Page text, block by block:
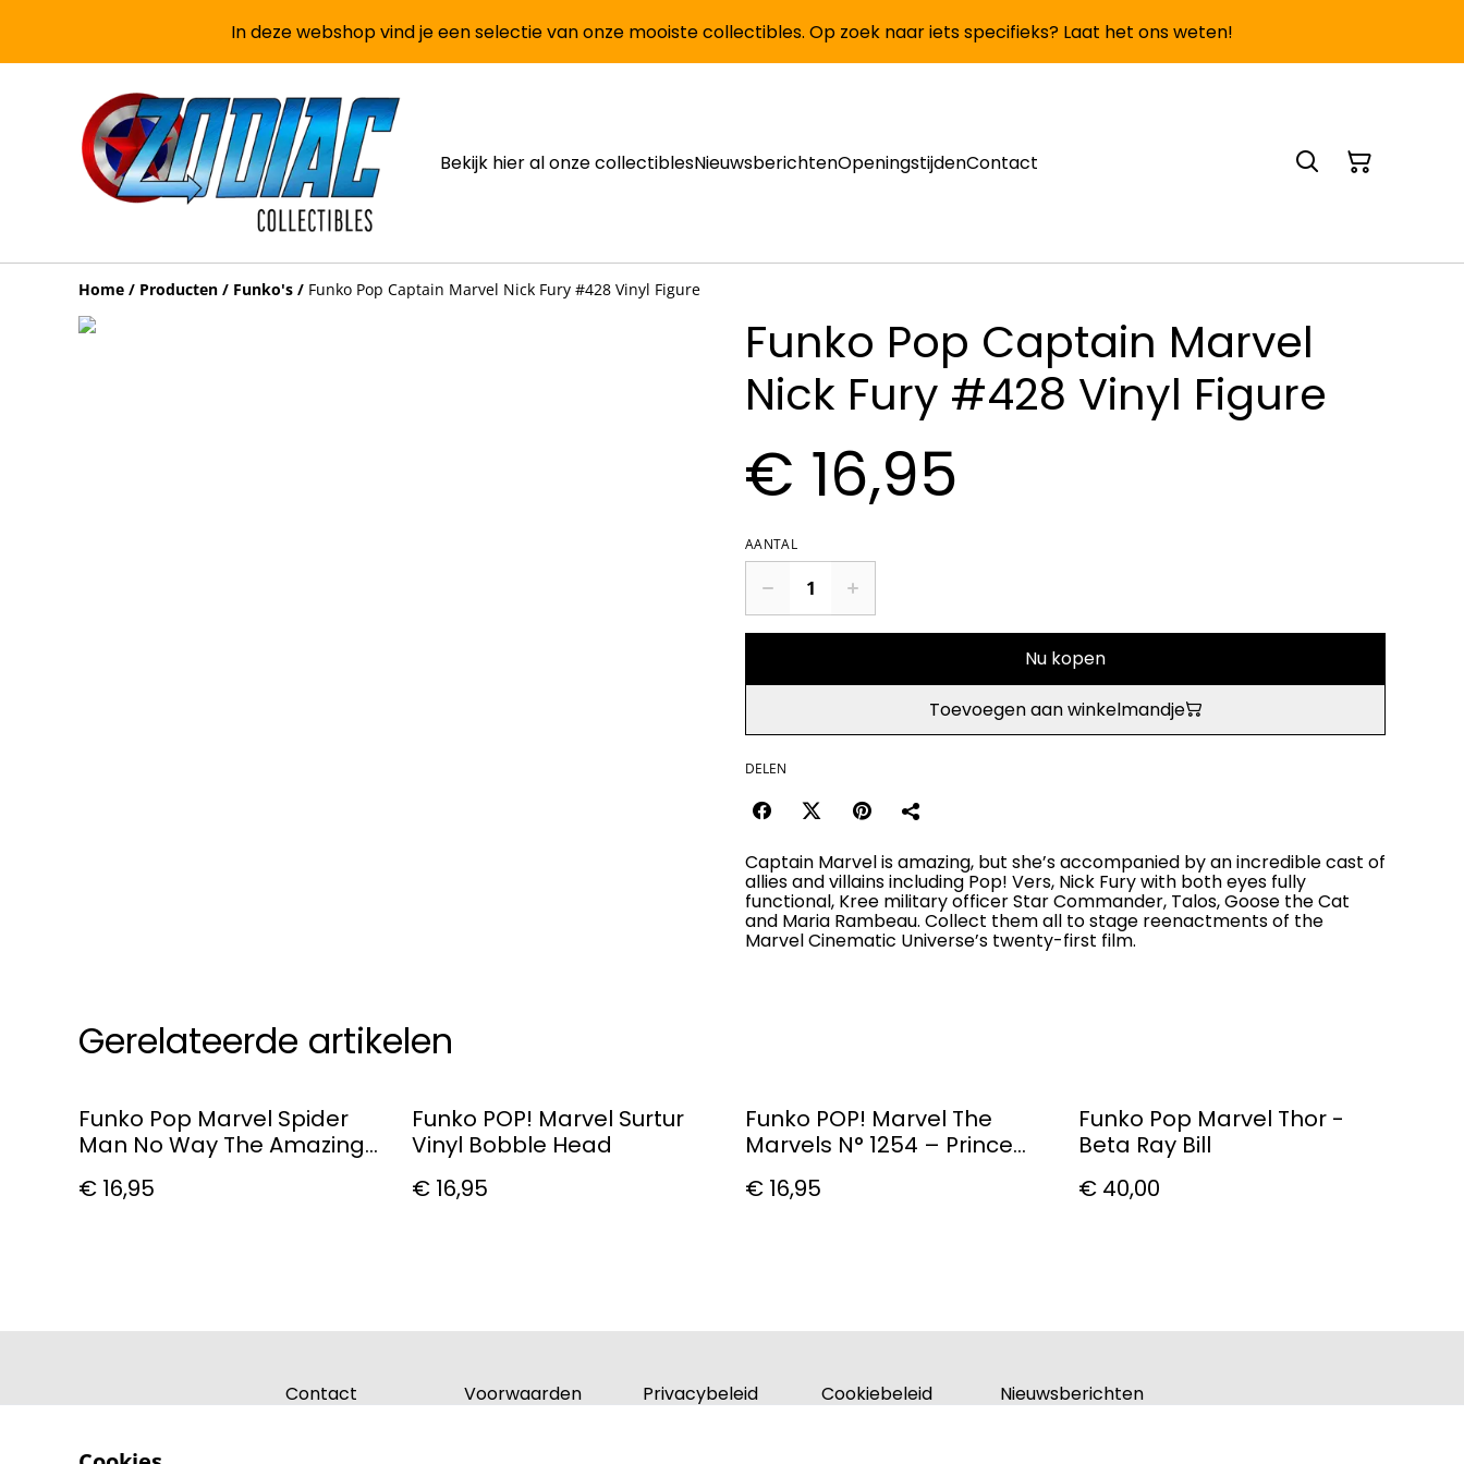
In deze webshop vind je een selectie van onze mooiste collectibles. Op zoek naar iets specifieks? Laat het ons weten!
Bekijk hier al onze collectiblesNieuwsberichtenOpeningstijdenContact
Home / Producten / Funko's / Funko Pop Captain Marvel Nick Fury #428 Vinyl Figure
Funko Pop Captain Marvel
Nick Fury #428 Vinyl Figure
€ 16,95
AANTAL
Nu kopen
Toevoegen aan winkelmandje
DELEN
Captain Marvel is amazing, but she’s accompanied by an incredible cast of
allies and villains including Pop! Vers, Nick Fury with both eyes fully
functional, Kree military officer Star Commander, Talos, Goose the Cat
and Maria Rambeau. Collect them all to stage reenactments of the
Marvel Cinematic Universe’s twenty-first film.
Gerelateerde artikelen
Funko Pop Marvel Spider
Man No Way The Amazing
Figure
€ 16,95
Funko POP! Marvel Surtur
Vinyl Bobble Head
€ 16,95
Funko POP! Marvel The
Marvels N° 1254 – Prince
€ 16,95
Funko Pop Marvel Thor -
Beta Ray Bill
€ 40,00
Contact Voorwaarden Privacybeleid Cookiebeleid Nieuwsberichten